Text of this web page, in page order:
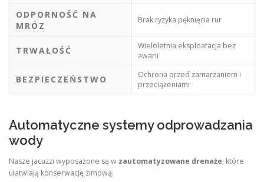
ODPORNOŚĆ NA
MRÓZ
Brak ryzyka pęknięcia rur
TRWAŁOŚĆ
Wieloletnia eksploatacja bez
awarii
BEZPIECZEŃSTWO
Ochrona przed zamarzaniem i
przeciążeniami
Automatyczne systemy odprowadzania
wody
Nasze jacuzzi wyposażone są w zautomatyzowane drenaże, które
ułatwiają konserwację zimową: